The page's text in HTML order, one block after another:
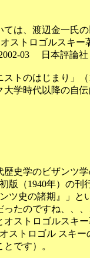
は、渡辺金一氏
ストロゴルスキ
03 日本評論社
トのはじまり」
学時代以降の自
史学のビザンツ
版（1940年）の刊
ツ史の諸期』」
たのですね、、
ストロゴルスキ
ストロゴル スキ
です）。